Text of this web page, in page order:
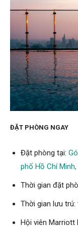
ĐẶT PHÒNG NGAY
Đặt phòng tại:
phố Hồ Chí
Thời gian đặt
Thời gian lưu
Hội viên Marriott